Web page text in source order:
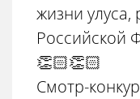
жизни улуса,
Российской
👏🏻👏🏻
Смотр-